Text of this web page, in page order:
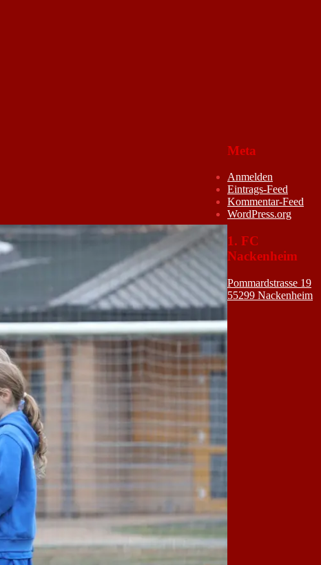
Meta
Anmelden
Eintrags-Feed
Kommentar-Feed
WordPress.org
1. FC
Nackenheim
Pommardstrasse 19
55299 Nackenheim